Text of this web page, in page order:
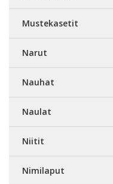
Mustekasetit
Narut
Nauhat
Naulat
Niitit
Nimilaput